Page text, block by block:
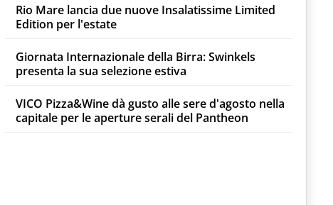
Rio Mare lancia due nuove Insalatissime Limited
Edition per l'estate
Giornata Internazionale della Birra: Swinkels
presenta la sua selezione estiva
VICO Pizza&Wine dà gusto alle sere d'agosto nella
capitale per le aperture serali del Pantheon